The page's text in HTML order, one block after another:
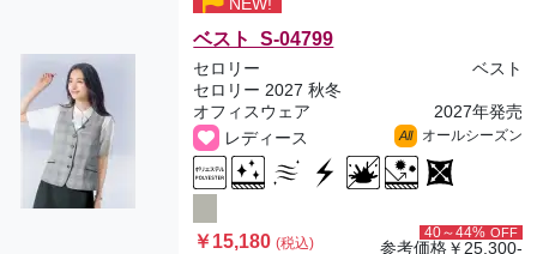
ベスト S-04799
セロリー
ベスト
セロリー 2027 秋冬
オフィスウェア
2027年発売
レディース
All オールシーズン
￥15,180(税込)
40～44% OFF
参考価格￥25,300-